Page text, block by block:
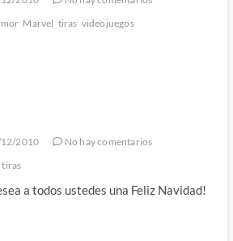
Marvel tiras videojuegos
2010
No hay comentarios
tiras
a todos ustedes una Feliz Navidad!